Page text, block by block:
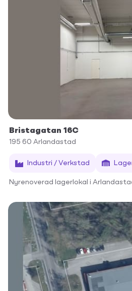
Bristagatan 16C
195 60 Arlandastad
Industri / Verkstad
Nyrenoverad lagerlokal i